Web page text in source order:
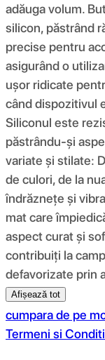
adăuga volum.
silicon, păstrând
precise pentru
asigurând o
ușor ridicate
când dispozitivul
Siliconul este
păstrându-și
variate și stilate:
de culori, de la
îndrăznețe și
mat care
aspect curat și
contribuiți la
defavorizate prin
Afișează tot
cumpara de pe
Termeni si